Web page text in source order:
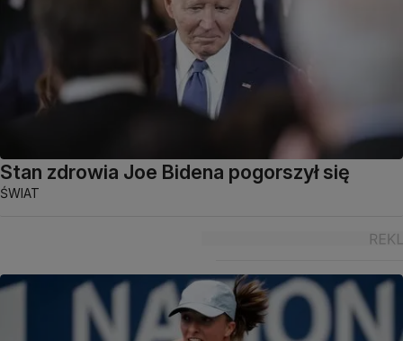
Stan zdrowia Joe Bidena pogorszył się
ŚWIAT